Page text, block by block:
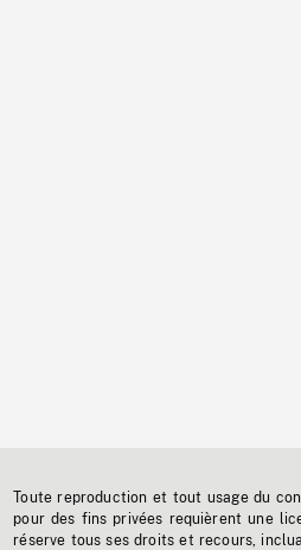
Toute reproduction et tout usage du
pour des fins privées requièrent une
réserve tous ses droits et recours,